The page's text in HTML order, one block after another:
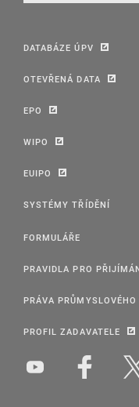
DATABÁZE ÚPV
OTEVŘENÁ DATA
EPO
WIPO
EUIPO
SYSTÉMY TŘÍDĚNÍ
FORMULÁŘE
PRAVIDLA PRO
PRÁVA
PROFIL ZADAVATELE